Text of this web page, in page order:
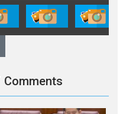
Comments